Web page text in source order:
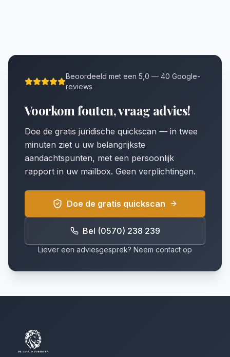
Beoordeeld met een 5,0 — 40 Google-
reviews
Voorkom fouten, vraag advies!
Doe de gratis juridische quickscan — in twee
minuten ziet u uw belangrijkste
aandachtspunten, met een persoonlijk
rapport in uw mailbox. Geen verplichtingen.
Doe de gratis quickscan
Bel (0570) 238 239
Liever een adviesgesprek? Neem contact op